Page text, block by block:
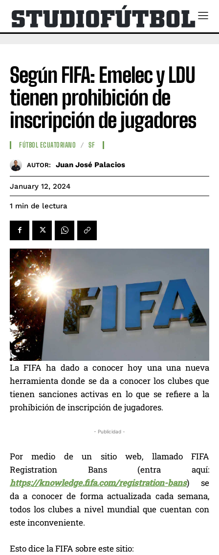
Según FIFA: Emelec y LDU
tienen prohibición de
inscripción de jugadores
FÚTBOL ECUATORIANO SF
AUTOR: Juan José Palacios
January 12, 2024
1 min de lectura
La FIFA ha dado a conocer hoy una una nueva
herramienta donde se da a conocer los clubes que
tienen sanciones activas en lo que se refiere a la
prohibición de inscripción de jugadores.
- Publicidad -
Por medio de un sitio web, llamado FIFA
Registration Bans (entra aquí:
https://knowledge.fifa.com/registration-bans) se
da a conocer de forma actualizada cada semana,
todos los clubes a nivel mundial que cuentan con
este inconveniente.
Esto dice la FIFA sobre este sitio: